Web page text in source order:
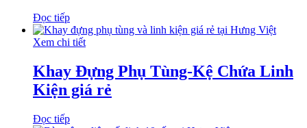
Đọc tiếp
Xem chi tiết
Khay Đựng Phụ Tùng-Kệ Chứa Linh
Kiện giá rẻ
Đọc tiếp